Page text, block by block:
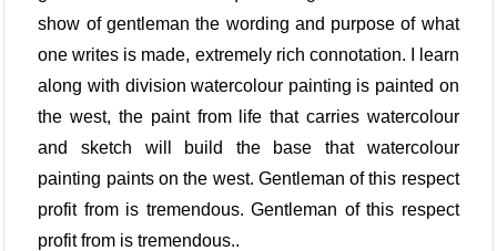
show of gentleman the wording and purpose of what
one writes is made, extremely rich connotation. I learn
along with division watercolour painting is painted on
the west, the paint from life that carries watercolour
and sketch will build the base that watercolour
painting paints on the west. Gentleman of this respect
profit from is tremendous. Gentleman of this respect
profit from is tremendous..